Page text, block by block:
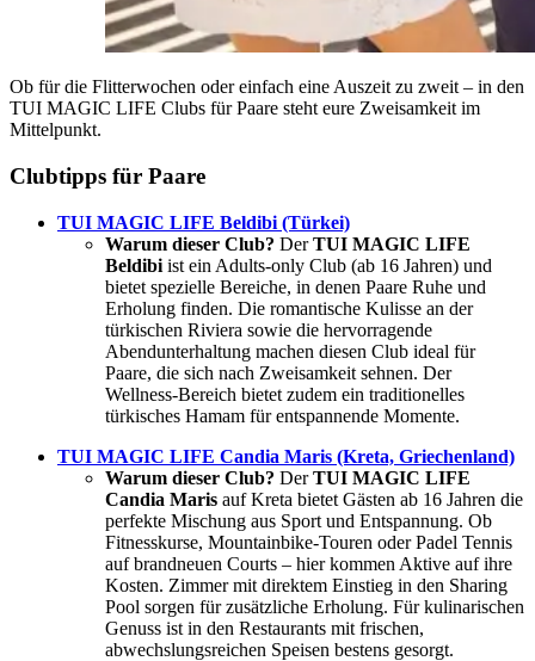
Ob für die Flitterwochen oder einfach eine Auszeit zu zweit – in den
TUI MAGIC LIFE Clubs für Paare steht eure Zweisamkeit im
Mittelpunkt.
Clubtipps für Paare
TUI MAGIC LIFE Beldibi (Türkei)
Warum dieser Club? DerTUI MAGIC LIFE
Beldibi ist ein Adults-only Club (ab 16 Jahren) und
bietet spezielle Bereiche, in denen Paare Ruhe und
Erholung finden. Die romantische Kulisse an der
türkischen Riviera sowie die hervorragende
Abendunterhaltung machen diesen Club ideal für
Paare, die sich nach Zweisamkeit sehnen. Der
Wellness-Bereich bietet zudem ein traditionelles
türkisches Hamam für entspannende Momente.
TUI MAGIC LIFE Candia Maris (Kreta, Griechenland)
Warum dieser Club? DerTUI MAGIC LIFE
Candia Maris auf Kreta bietet Gästen ab 16 Jahren die
perfekte Mischung aus Sport und Entspannung. Ob
Fitnesskurse, Mountainbike-Touren oder Padel Tennis
auf brandneuen Courts – hier kommen Aktive auf ihre
Kosten. Zimmer mit direktem Einstieg in den Sharing
Pool sorgen für zusätzliche Erholung. Für kulinarischen
Genuss ist in den Restaurants mit frischen,
abwechslungsreichen Speisen bestens gesorgt.